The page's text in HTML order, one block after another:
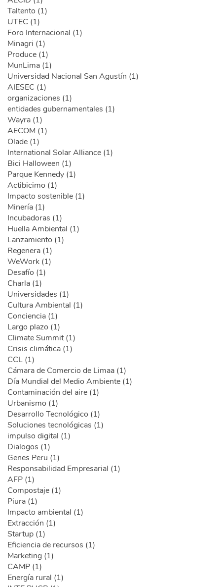
Taltento (1)
UTEC (1)
Foro Internacional (1)
Minagri (1)
Produce (1)
MunLima (1)
Universidad Nacional San Agustín (1)
AIESEC (1)
organizaciones (1)
entidades gubernamentales (1)
Wayra (1)
AECOM (1)
Olade (1)
International Solar Alliance (1)
Bici Halloween (1)
Parque Kennedy (1)
Actibicimo (1)
Impacto sostenible (1)
Minería (1)
Incubadoras (1)
Huella Ambiental (1)
Lanzamiento (1)
Regenera (1)
WeWork (1)
Desafío (1)
Charla (1)
Universidades (1)
Cultura Ambiental (1)
Conciencia (1)
Largo plazo (1)
Climate Summit (1)
Crisis climática (1)
CCL (1)
Cámara de Comercio de Limaa (1)
Día Mundial del Medio Ambiente (1)
Contaminación del aire (1)
Urbanismo (1)
Desarrollo Tecnológico (1)
Soluciones tecnológicas (1)
impulso digital (1)
Dialogos (1)
Genes Peru (1)
Responsabilidad Empresarial (1)
AFP (1)
Compostaje (1)
Piura (1)
Impacto ambiental (1)
Extracción (1)
Startup (1)
Eficiencia de recursos (1)
Marketing (1)
CAMP (1)
Energía rural (1)